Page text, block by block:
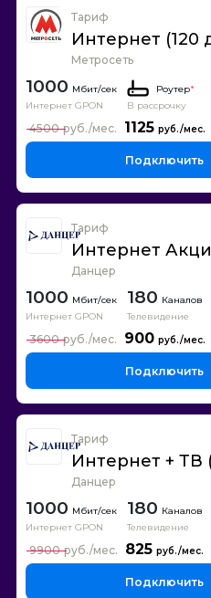
Тариф
Интернет (120
Метросеть
1000
Интернет GPON
Роутер*
В рассрочку
1125
4500
Подключить
Тариф
Интернет
Данцер
1000
Интернет GPON
180 Каналов
Телевидение
900
3600
Подключить
Тариф
Интернет + ТВ
Данцер
1000
Интернет GPON
180 Каналов
Телевидение
825
9900
Подключить